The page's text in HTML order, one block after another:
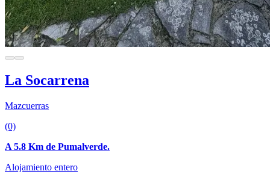
La Socarrena
Mazcuerras
(0)
A 5.8 Km de Pumalverde.
Alojamiento entero